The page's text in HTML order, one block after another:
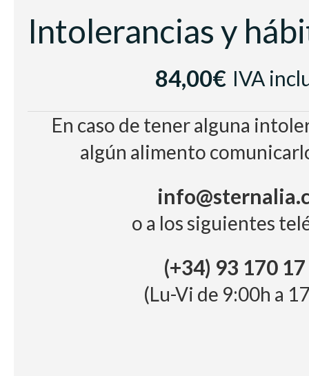
Café e
84,00€ IVA
En caso de tener alguna
algún alimento
o a los siguientes
(+34) 93 170
(Lu-Vi de 9:00h a